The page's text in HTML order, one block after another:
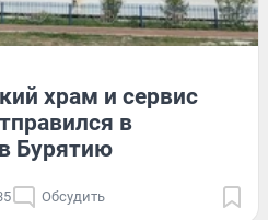
храм и сервис
в
Бурятию
Обсудить